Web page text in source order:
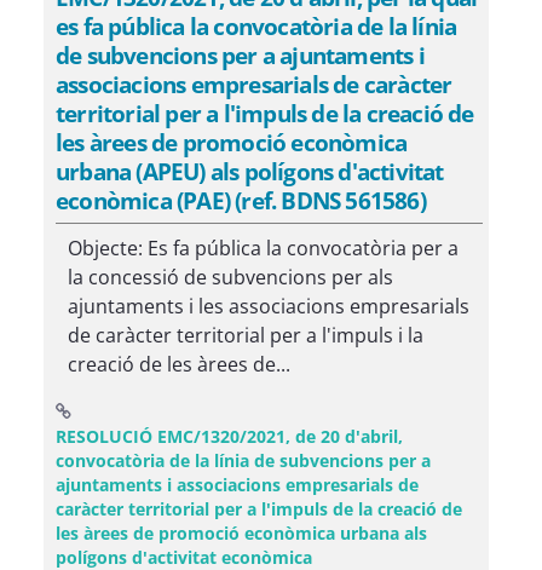
es fa pública la convocatòria de la línia
de subvencions per a ajuntaments i
associacions empresarials de caràcter
territorial per a l'impuls de la creació de
les àrees de promoció econòmica
urbana (APEU) als polígons d'activitat
econòmica (PAE) (ref. BDNS 561586)
Objecte: Es fa pública la convocatòria per a
la concessió de subvencions per als
ajuntaments i les associacions empresarials
de caràcter territorial per a l'impuls i la
creació de les àrees de...
RESOLUCIÓ EMC/1320/2021, de 20 d'abril,
convocatòria de la línia de subvencions per a
ajuntaments i associacions empresarials de
caràcter territorial per a l'impuls de la creació de
les àrees de promoció econòmica urbana als
polígons d'activitat econòmica(Obre una finestra nova)